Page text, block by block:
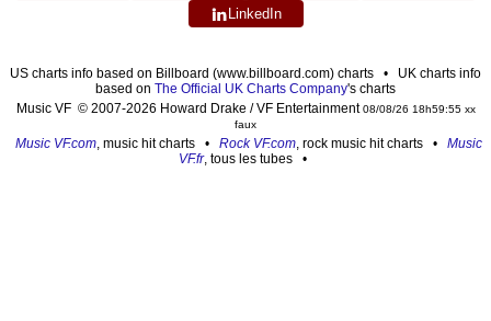
LinkedIn
US charts info based on Billboard (www.billboard.com) charts • UK charts info
based on The Official UK Charts Company's charts
Music VF © 2007-2026 Howard Drake / VF Entertainment08/08/26 18h59:55 xx
faux
Music VF.com, music hit charts • Rock VF.com, rock music hit charts • Music
VF.fr, tous les tubes •